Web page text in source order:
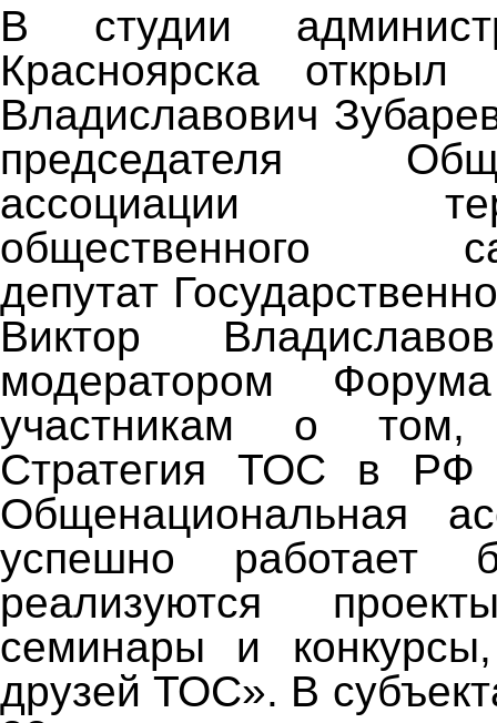
В студии
Красноярска
Владиславович
председателя
ассоциации
общественного
депутат
Виктор
модератором
участникам о том,
Стратегия ТОС в РФ
Общенациональная
успешно работает
реализуются
семинары и
друзей ТОС». В